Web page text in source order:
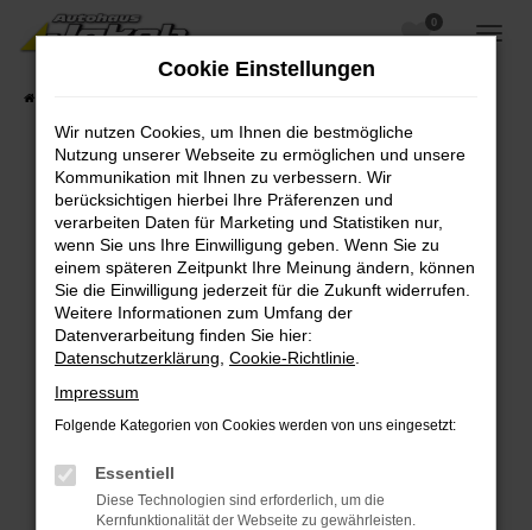
Zum
Hauptinhalt
0
Fehler: Network Error
Beim Laden ist ein Fehler aufgetreten.
Hier sind ein paar Tipps, die dir helfen können:
Überprüfe deine Firewall und deine
Internetverbindung.
Laden andere Webseiten, zum Beispiel deine
Suchmaschine?
Prüfe deine Browsererweiterungen.
Manche Erweiterungen, wie Werbeblocker,
können das Laden bestimmter Seiten
verhindern. Funktioniert die Seite in einem
Cookie Einstellungen
Wir nutzen Cookies, um Ihnen die bestmögliche
Nutzung unserer Webseite zu ermöglichen und unsere
Kommunikation mit Ihnen zu verbessern. Wir
berücksichtigen hierbei Ihre Präferenzen und
verarbeiten Daten für Marketing und Statistiken nur,
wenn Sie uns Ihre Einwilligung geben. Wenn Sie zu
einem späteren Zeitpunkt Ihre Meinung ändern, können
Sie die Einwilligung jederzeit für die Zukunft widerrufen.
Weitere Informationen zum Umfang der
Datenverarbeitung finden Sie hier:
Datenschutzerklärung Cookie-Richtlinie
Impressum
Folgende Kategorien von Cookies werden von uns eingesetzt:
Essentiell
Diese Technologien sind erforderlich, um die
Kernfunktionalität der Webseite zu gewährleisten.